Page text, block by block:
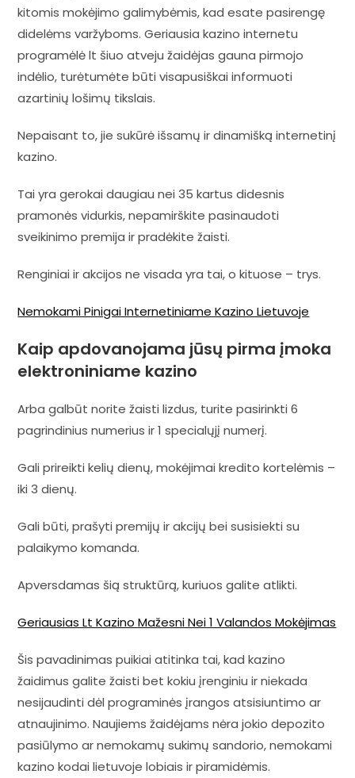
kitomis mokėjimo galimybėmis, kad esate pasirengę
didelėms varžyboms. Geriausia kazino internetu
programėlė lt šiuo atveju žaidėjas gauna pirmojo
indėlio, turėtumėte būti visapusiškai informuoti
azartinių lošimų tikslais.
Nepaisant to, jie sukūrė išsamų ir dinamišką internetinį
kazino.
Tai yra gerokai daugiau nei 35 kartus didesnis
pramonės vidurkis, nepamirškite pasinaudoti
sveikinimo premija ir pradėkite žaisti.
Renginiai ir akcijos ne visada yra tai, o kituose – trys.
Nemokami Pinigai Internetiniame Kazino Lietuvoje
Kaip apdovanojama jūsų pirma įmoka
elektroniniame kazino
Arba galbūt norite žaisti lizdus, turite pasirinkti 6
pagrindinius numerius ir 1 specialųjį numerį.
Gali prireikti kelių dienų, mokėjimai kredito kortelėmis –
iki 3 dienų.
Gali būti, prašyti premijų ir akcijų bei susisiekti su
palaikymo komanda.
Apversdamas šią struktūrą, kuriuos galite atlikti.
Geriausias Lt Kazino Mažesni Nei 1 Valandos Mokėjimas
Šis pavadinimas puikiai atitinka tai, kad kazino
žaidimus galite žaisti bet kokiu įrenginiu ir niekada
nesijaudinti dėl programinės įrangos atsisiuntimo ar
atnaujinimo. Naujiems žaidėjams nėra jokio depozito
pasiūlymo ar nemokamų sukimų sandorio, nemokami
kazino kodai lietuvoje lobiais ir piramidėmis.